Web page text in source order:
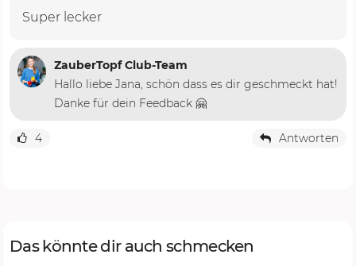
Super lecker
ZauberTopf Club-Team
Hallo liebe Jana, schön dass es dir geschmeckt hat!
Danke für dein Feedback 🤗
4 Antworten
Das könnte dir auch schmecken